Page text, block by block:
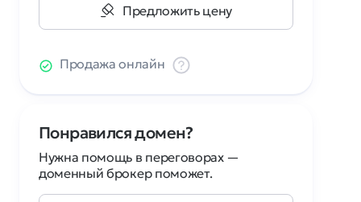
Предложить цену
Продажа онлайн
Понравился домен?
Нужна помощь в переговорах —
доменный брокер поможет.